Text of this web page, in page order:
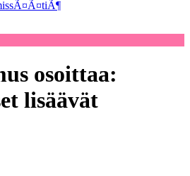
osoittaa:
lisäävät